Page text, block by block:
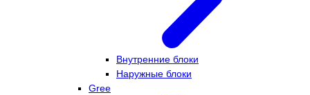
Внутренние блоки
Наружные блоки
Gree